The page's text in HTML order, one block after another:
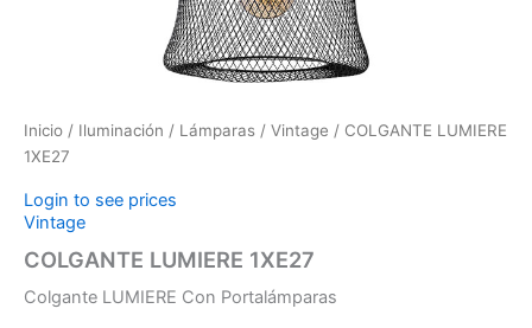
Inicio / Iluminación / Lámparas / Vintage / COLGANTE LUMIERE
1XE27
Login to see prices
Vintage
COLGANTE LUMIERE 1XE27
Colgante LUMIERE Con Portalámparas